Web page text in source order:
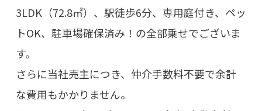
3LDK（72.8㎡）、駅徒歩6分、専用庭付き、ペッ
トOK、駐車場確保済み！の全部乗せでございま
す。
さらに当社売主につき、仲介手数料不要で余計
な費用もかかりません。